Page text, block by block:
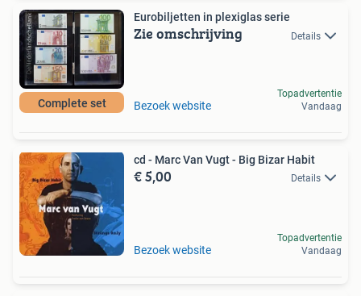
Complete set
Eurobiljetten in plexiglas serie
Zie omschrijving Details
Bezoek website
Topadvertentie
Vandaag
cd - Marc Van Vugt - Big Bizar Habit
€ 5,00 Details
Bezoek website
Topadvertentie
Vandaag